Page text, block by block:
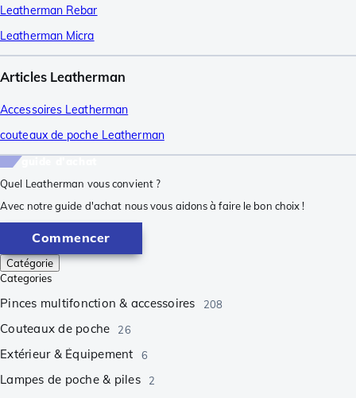
Leatherman Rebar
Leatherman Micra
Articles Leatherman
Accessoires Leatherman
couteaux de poche Leatherman
Quel Leatherman vous convient ?
Avec notre guide d'achat nous vous aidons à faire le bon choix !
Commencer
Catégorie
Categories
Pinces multifonction & accessoires 208
Couteaux de poche 26
Extérieur & Équipement 6
Lampes de poche & piles 2